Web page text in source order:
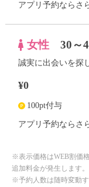
アプリ予約ならさ
女性 30～
誠実に出会いを探
¥0
100pt付与
アプリ予約ならさ
※表示価格はWEB割価
追加料金が発生します。
※予約人数は随時変動